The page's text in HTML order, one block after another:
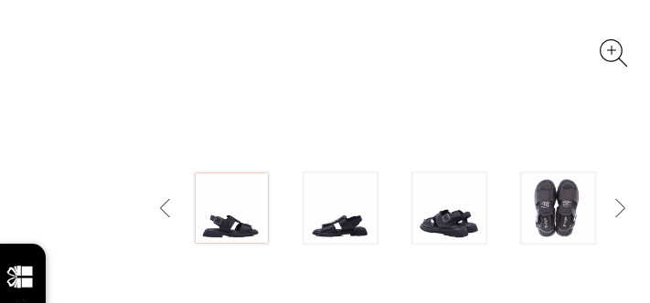
Previous Next